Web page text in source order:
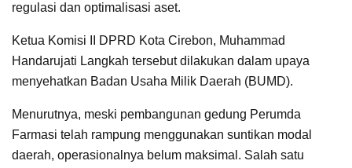
regulasi dan optimalisasi aset.
Ketua Komisi II DPRD Kota Cirebon, Muhammad
Handarujati Langkah tersebut dilakukan dalam upaya
menyehatkan Badan Usaha Milik Daerah (BUMD).
Menurutnya, meski pembangunan gedung Perumda
Farmasi telah rampung menggunakan suntikan modal
daerah, operasionalnya belum maksimal. Salah satu